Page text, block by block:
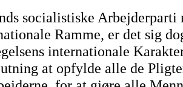
socialistiske
Ramme, er det sig
internationale
at opfylde alle de